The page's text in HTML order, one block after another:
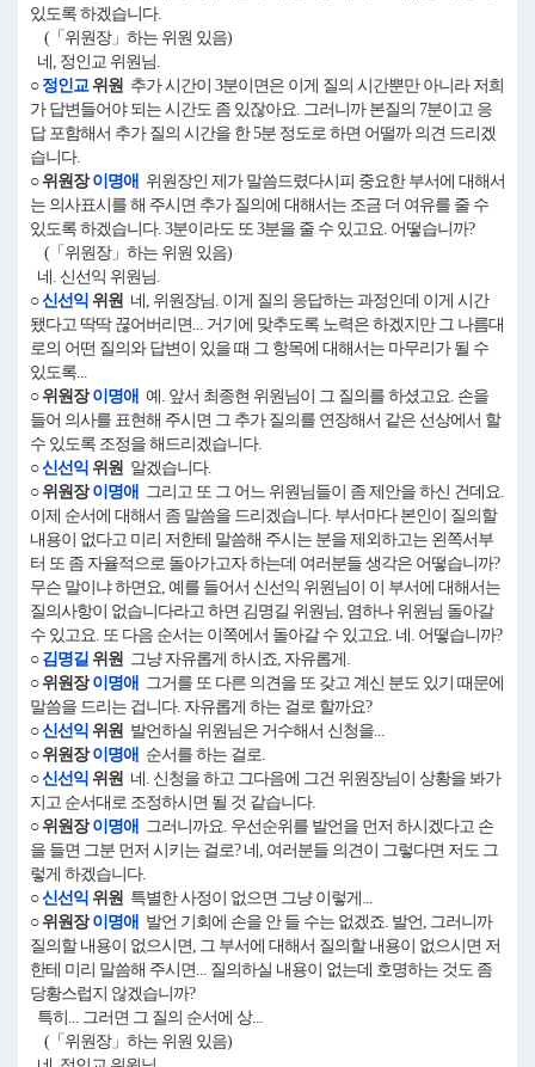
있도록 하겠습니다.
(「위원장」하는 위원 있음)
네, 정인교 위원님.
○ 정인교위원 추가 시간이 3분이면은 이게 질의 시간뿐만 아니라 저희
가 답변들어야 되는 시간도 좀 있잖아요. 그러니까 본질의 7분이고 응
답 포함해서 추가 질의 시간을 한 5분 정도로 하면 어떨까 의견 드리겠
습니다.
○ 위원장이명애 위원장인 제가 말씀드렸다시피 중요한 부서에 대해서
는 의사표시를 해 주시면 추가 질의에 대해서는 조금 더 여유를 줄 수
있도록 하겠습니다. 3분이라도 또 3분을 줄 수 있고요. 어떻습니까?
(「위원장」하는 위원 있음)
네. 신선익 위원님.
○신선익 위원 네, 위원장님. 이게 질의 응답하는 과정인데 이게 시간
됐다고 딱딱 끊어버리면... 거기에 맞추도록 노력은 하겠지만 그 나름대
로의 어떤 질의와 답변이 있을 때 그 항목에 대해서는 마무리가 될 수
있도록...
○ 위원장이명애 예. 앞서 최종현 위원님이 그 질의를 하셨고요. 손을
들어 의사를 표현해 주시면 그 추가 질의를 연장해서 같은 선상에서 할
수 있도록 조정을 해드리겠습니다.
○신선익 위원 알겠습니다.
○ 위원장이명애 그리고 또 그 어느 위원님들이 좀 제안을 하신 건데요.
이제 순서에 대해서 좀 말씀을 드리겠습니다. 부서마다 본인이 질의할
내용이 없다고 미리 저한테 말씀해 주시는 분을 제외하고는 왼쪽서부
터 또 좀 자율적으로 돌아가고자 하는데 여러분들 생각은 어떻습니까?
무슨 말이냐 하면요, 예를 들어서 신선익 위원님이 이 부서에 대해서는
질의사항이 없습니다라고 하면 김명길 위원님, 염하나 위원님 돌아갈
수 있고요. 또 다음 순서는 이쪽에서 돌아갈 수 있고요. 네. 어떻습니까?
○ 김명길 위원 그냥 자유롭게 하시죠, 자유롭게.
○ 위원장이명애 그거를 또 다른 의견을 또 갖고 계신 분도 있기 때문에
말씀을 드리는 겁니다. 자유롭게 하는 걸로 할까요?
○신선익 위원 발언하실 위원님은 거수해서 신청을...
○ 위원장이명애 순서를 하는 걸로.
○신선익 위원 네. 신청을 하고 그다음에 그건 위원장님이 상황을 봐가
지고 순서대로 조정하시면 될 것 같습니다.
○ 위원장이명애 그러니까요. 우선순위를 발언을 먼저 하시겠다고 손
을 들면 그분 먼저 시키는 걸로? 네, 여러분들 의견이 그렇다면 저도 그
렇게 하겠습니다.
○신선익 위원 특별한 사정이 없으면 그냥 이렇게...
○ 위원장이명애 발언 기회에 손을 안 들 수는 없겠죠. 발언, 그러니까
질의할 내용이 없으시면, 그 부서에 대해서 질의할 내용이 없으시면 저
한테 미리 말씀해 주시면... 질의하실 내용이 없는데 호명하는 것도 좀
당황스럽지 않겠습니까?
특히... 그러면 그 질의 순서에 상...
(「위원장」하는 위원 있음)